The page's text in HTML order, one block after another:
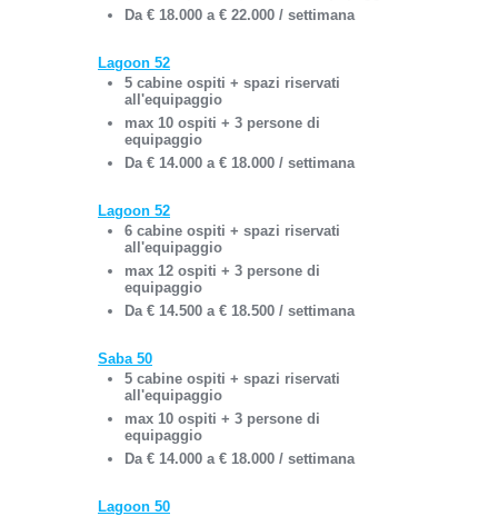
Da € 18.000 a € 22.000 / settimana
Lagoon 52
5 cabine ospiti + spazi riservati
all'equipaggio
max 10 ospiti + 3 persone di
equipaggio
Da € 14.000 a € 18.000 / settimana
Lagoon 52
6 cabine ospiti + spazi riservati
all'equipaggio
max 12 ospiti + 3 persone di
equipaggio
Da € 14.500 a € 18.500 / settimana
Saba 50
5 cabine ospiti + spazi riservati
all'equipaggio
max 10 ospiti + 3 persone di
equipaggio
Da € 14.000 a € 18.000 / settimana
Lagoon 50